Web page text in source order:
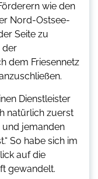
wie den
Nord-Ostsee-
Seite zu
der
dem Friesennetz
Dienstleister
natürlich zuerst
und jemanden
So habe sich im
auf die
gewandelt.